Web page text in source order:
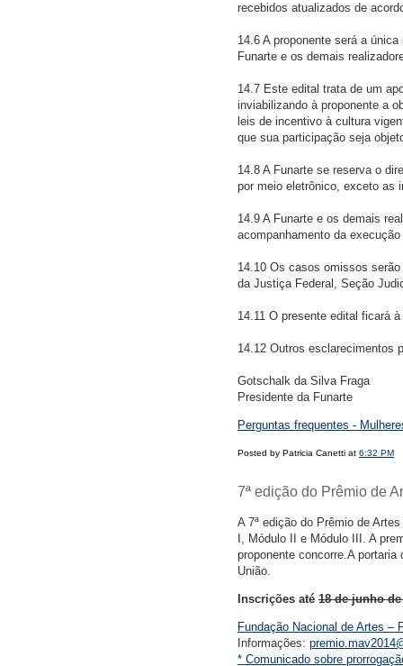
recebidos atualizados de
14.6 A proponente será a
Funarte e os demais
14.7 Este edital trata de um
inviabilizando à proponente a
leis de incentivo à cultura
que sua participação seja
14.8 A Funarte se reserva o
por meio eletrônico, exceto as
14.9 A Funarte e os demais
acompanhamento da
14.10 Os casos omissos
da Justiça Federal, Seção
14.11 O presente edital ficará
14.12 Outros esclarecimentos
Gotschalk da Silva Fraga
Presidente da Funarte
Perguntas frequentes -
Posted by Patricia Canetti at 6:32 PM
7ª edição do Prêmio de
A 7ª edição do Prêmio de
I, Módulo II e Módulo III. A
proponente concorre.A
União.
Inscrições até 18 de junho de
Fundação Nacional de Artes –
Informações:
* Comunicado sobre